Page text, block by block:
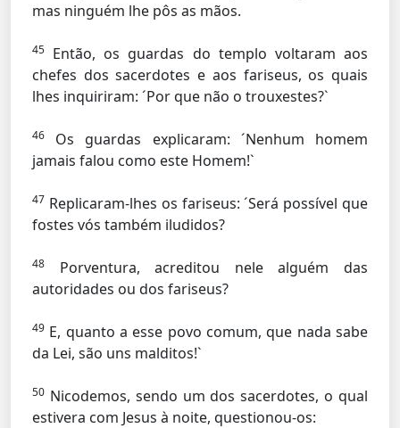
mas ninguém lhe pôs as mãos.
45 Então, os guardas do templo voltaram aos
chefes dos sacerdotes e aos fariseus, os quais
lhes inquiriram: ´Por que não o trouxestes?`
46
Os guardas explicaram: ´Nenhum homem
jamais falou como este Homem!`
47 Replicaram-lhes os fariseus: ´Será possível que
fostes vós também iludidos?
48
Porventura, acreditou nele alguém das
autoridades ou dos fariseus?
49 E, quanto a esse povo comum, que nada sabe
da Lei, são uns malditos!`
50 Nicodemos, sendo um dos sacerdotes, o qual
estivera com Jesus à noite, questionou-os: